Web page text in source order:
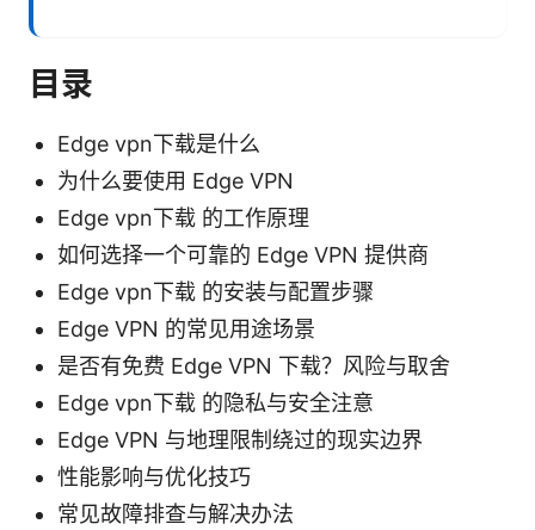
目录
Edge vpn下载是什么
为什么要使用 Edge VPN
Edge vpn下载 的工作原理
如何选择一个可靠的 Edge VPN 提供商
Edge vpn下载 的安装与配置步骤
Edge VPN 的常见用途场景
是否有免费 Edge VPN 下载？风险与取舍
Edge vpn下载 的隐私与安全注意
Edge VPN 与地理限制绕过的现实边界
性能影响与优化技巧
常见故障排查与解决办法